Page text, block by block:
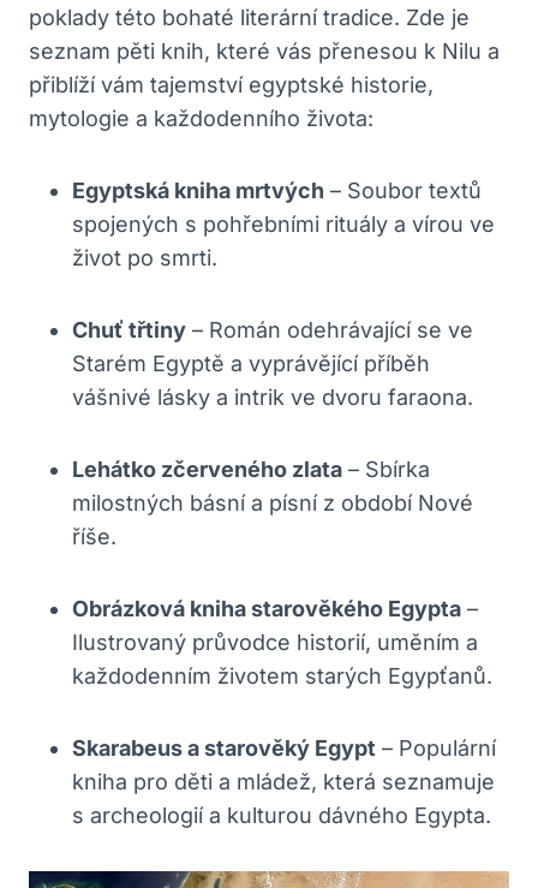
poklady této bohaté literární tradice. Zde je
seznam pěti knih, které vás přenesou k Nilu a
přiblíží vám tajemství egyptské historie,
mytologie a každodenního života:
Egyptská kniha mrtvých – Soubor textů
spojených s pohřebními rituály a vírou ve
život po smrti.
Chuť třtiny – Román odehrávající se ve
Starém Egyptě a vyprávějící příběh
vášnivé lásky a intrik ve dvoru faraona.
Lehátko zčerveného zlata – Sbírka
milostných básní a písní z období Nové
říše.
Obrázková kniha starověkého Egypta –
Ilustrovaný průvodce historií, uměním a
každodenním životem starých Egypťanů.
Skarabeus a starověký Egypt – Populární
kniha pro děti a mládež, která seznamuje
s archeologií a kulturou dávného Egypta.